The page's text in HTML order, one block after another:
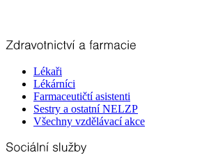
Lékaři
Lékárníci
Farmaceutičtí asistenti
Sestry a ostatní NELZP
Všechny vzdělávací akce